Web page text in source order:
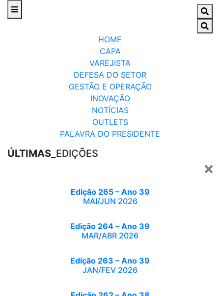
HOME
CAPA
VAREJISTA
DEFESA DO SETOR
GESTÃO E OPERAÇÃO
INOVAÇÃO
NOTÍCIAS
OUTLETS
PALAVRA DO PRESIDENTE
ÚLTIMAS_ EDIÇÕES
Edição 265 – Ano 39
MAI/JUN 2026
Edição 264 – Ano 39
MAR/ABR 2026
Edição 263 – Ano 39
JAN/FEV 2026